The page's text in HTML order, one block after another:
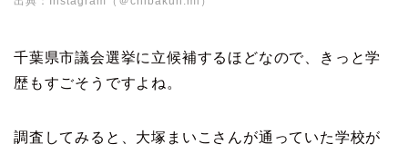
千葉県市議会選挙に立候補するほどなので、きっと学
歴もすごそうですよね。
調査してみると、大塚まいこさんが通っていた学校が